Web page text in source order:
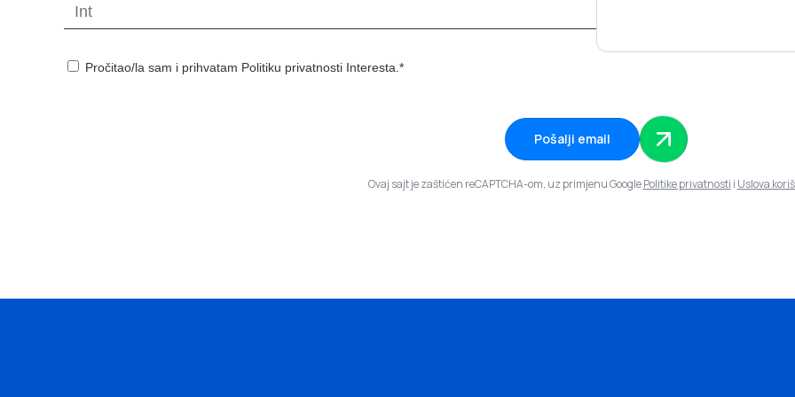
Pročitao/la sam i prihvatam Politiku privatnosti Interesta.*
Pošalji email
Ovaj sajt je zaštićen reCAPTCHA-om, uz primjenu GooglePolitike privatnosti i Uslova